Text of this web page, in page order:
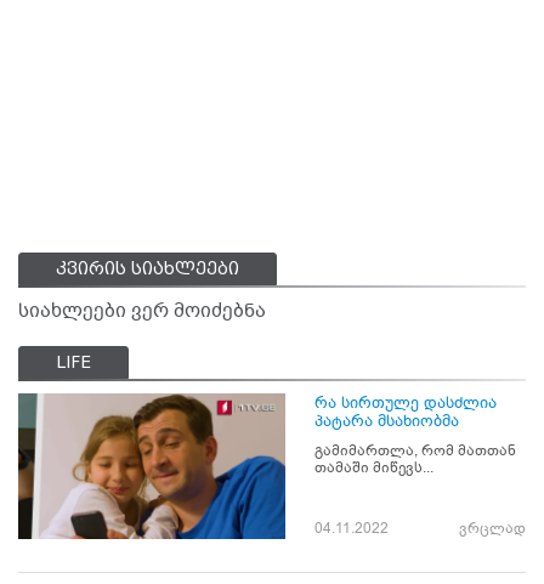
კვირის სიახლეები
სიახლეები ვერ მოიძებნა
LIFE
რა სირთულე დასძლია
პატარა მსახიობმა
გამიმართლა, რომ მათთან
თამაში მიწევს...
04.11.2022 ვრცლად